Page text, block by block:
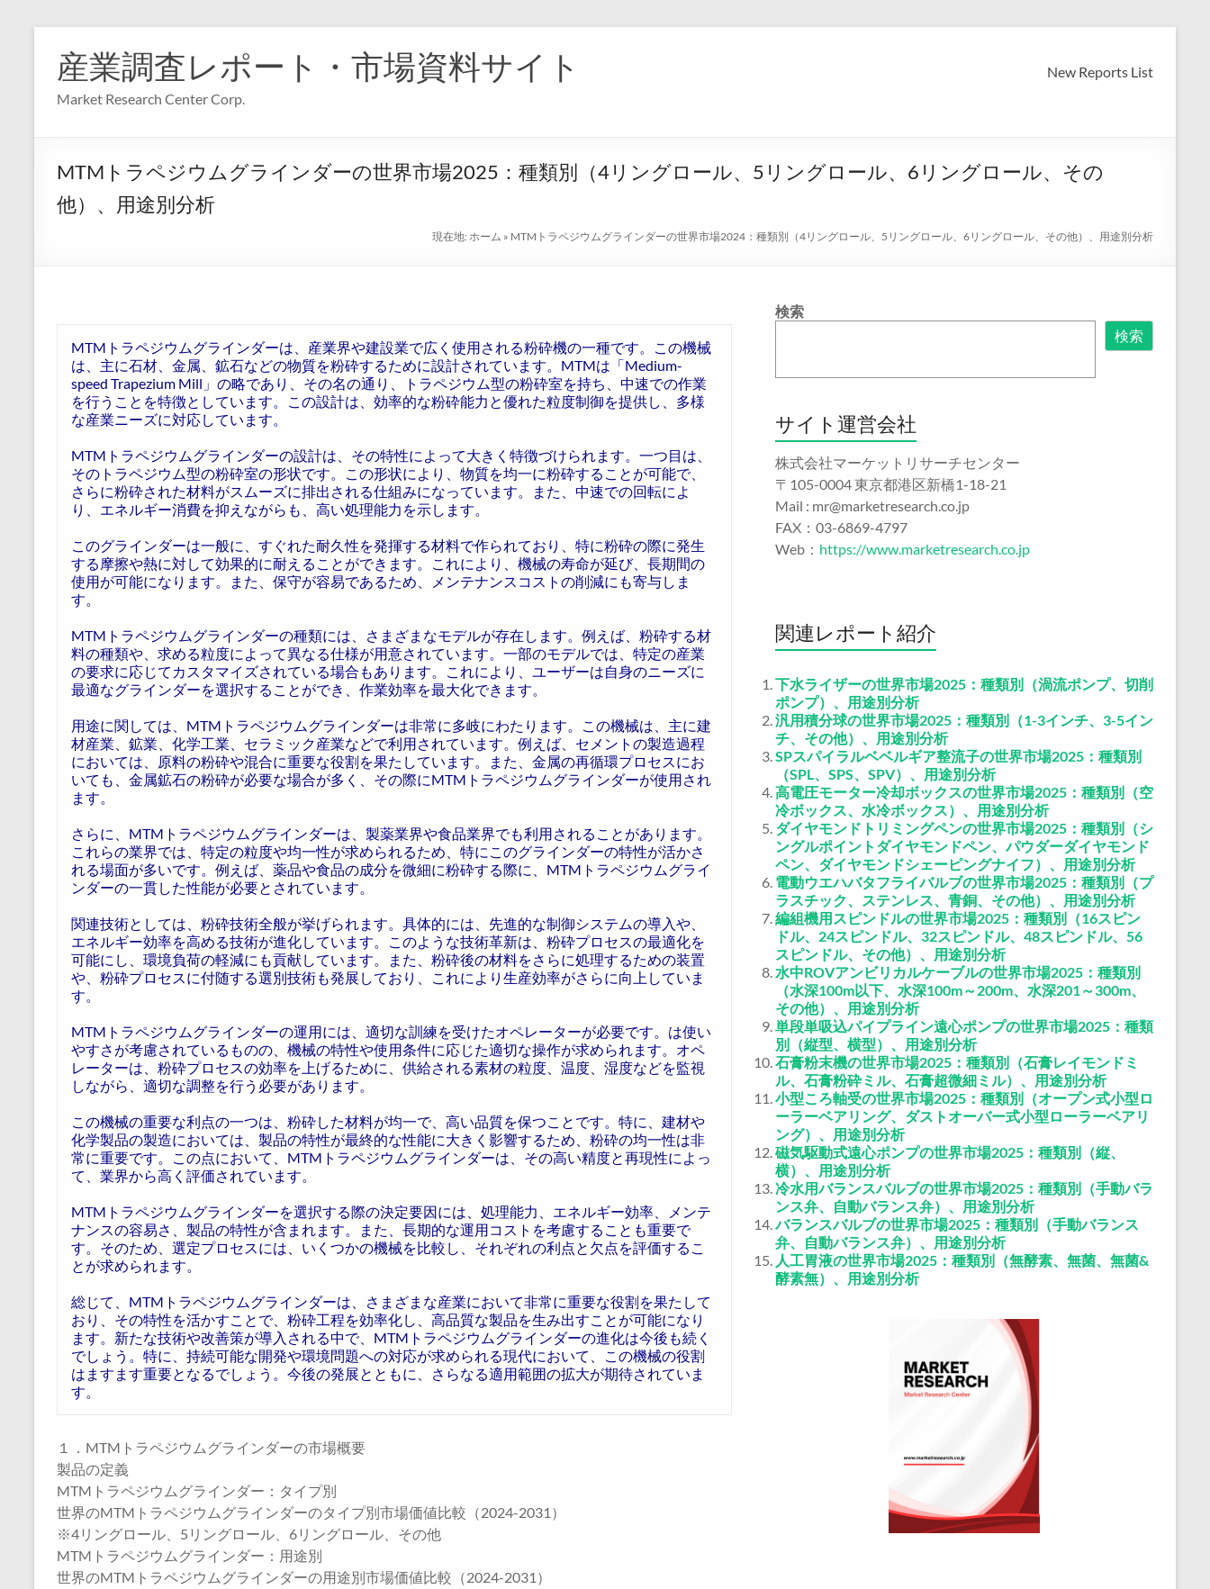
産業調査レポート・市場資料サイト
Market Research Center Corp.
New Reports List
MTMトラペジウムグラインダーの世界市場2025：種類別（4リングロール、5リングロール、6リングロール、その
他）、用途別分析
現在地: ホーム » MTMトラペジウムグラインダーの世界市場2024：種類別（4リングロール、5リングロール、6リングロール、その他）、用途別分析
MTMトラペジウムグラインダーは、産業界や建設業で広く使用される粉砕機の一種です。この機械
は、主に石材、金属、鉱石などの物質を粉砕するために設計されています。MTMは「Medium-
speed Trapezium Mill」の略であり、その名の通り、トラペジウム型の粉砕室を持ち、中速での作業
を行うことを特徴としています。この設計は、効率的な粉砕能力と優れた粒度制御を提供し、多様
な産業ニーズに対応しています。
MTMトラペジウムグラインダーの設計は、その特性によって大きく特徴づけられます。一つ目は、
そのトラペジウム型の粉砕室の形状です。この形状により、物質を均一に粉砕することが可能で、
さらに粉砕された材料がスムーズに排出される仕組みになっています。また、中速での回転によ
り、エネルギー消費を抑えながらも、高い処理能力を示します。
このグラインダーは一般に、すぐれた耐久性を発揮する材料で作られており、特に粉砕の際に発生
する摩擦や熱に対して効果的に耐えることができます。これにより、機械の寿命が延び、長期間の
使用が可能になります。また、保守が容易であるため、メンテナンスコストの削減にも寄与しま
す。
MTMトラペジウムグラインダーの種類には、さまざまなモデルが存在します。例えば、粉砕する材
料の種類や、求める粒度によって異なる仕様が用意されています。一部のモデルでは、特定の産業
の要求に応じてカスタマイズされている場合もあります。これにより、ユーザーは自身のニーズに
最適なグラインダーを選択することができ、作業効率を最大化できます。
用途に関しては、MTMトラペジウムグラインダーは非常に多岐にわたります。この機械は、主に建
材産業、鉱業、化学工業、セラミック産業などで利用されています。例えば、セメントの製造過程
においては、原料の粉砕や混合に重要な役割を果たしています。また、金属の再循環プロセスにお
いても、金属鉱石の粉砕が必要な場合が多く、その際にMTMトラペジウムグラインダーが使用され
ます。
さらに、MTMトラペジウムグラインダーは、製薬業界や食品業界でも利用されることがあります。
これらの業界では、特定の粒度や均一性が求められるため、特にこのグラインダーの特性が活かさ
れる場面が多いです。例えば、薬品や食品の成分を微細に粉砕する際に、MTMトラペジウムグライ
ンダーの一貫した性能が必要とされています。
関連技術としては、粉砕技術全般が挙げられます。具体的には、先進的な制御システムの導入や、
エネルギー効率を高める技術が進化しています。このような技術革新は、粉砕プロセスの最適化を
可能にし、環境負荷の軽減にも貢献しています。また、粉砕後の材料をさらに処理するための装置
や、粉砕プロセスに付随する選別技術も発展しており、これにより生産効率がさらに向上していま
す。
MTMトラペジウムグラインダーの運用には、適切な訓練を受けたオペレーターが必要です。は使い
やすさが考慮されているものの、機械の特性や使用条件に応じた適切な操作が求められます。オペ
レーターは、粉砕プロセスの効率を上げるために、供給される素材の粒度、温度、湿度などを監視
しながら、適切な調整を行う必要があります。
この機械の重要な利点の一つは、粉砕した材料が均一で、高い品質を保つことです。特に、建材や
化学製品の製造においては、製品の特性が最終的な性能に大きく影響するため、粉砕の均一性は非
常に重要です。この点において、MTMトラペジウムグラインダーは、その高い精度と再現性によっ
て、業界から高く評価されています。
MTMトラペジウムグラインダーを選択する際の決定要因には、処理能力、エネルギー効率、メンテ
ナンスの容易さ、製品の特性が含まれます。また、長期的な運用コストを考慮することも重要で
す。そのため、選定プロセスには、いくつかの機械を比較し、それぞれの利点と欠点を評価するこ
とが求められます。
総じて、MTMトラペジウムグラインダーは、さまざまな産業において非常に重要な役割を果たして
おり、その特性を活かすことで、粉砕工程を効率化し、高品質な製品を生み出すことが可能になり
ます。新たな技術や改善策が導入される中で、MTMトラペジウムグラインダーの進化は今後も続く
でしょう。特に、持続可能な開発や環境問題への対応が求められる現代において、この機械の役割
はますます重要となるでしょう。今後の発展とともに、さらなる適用範囲の拡大が期待されていま
す。
１．MTMトラペジウムグラインダーの市場概要
製品の定義
MTMトラペジウムグラインダー：タイプ別
世界のMTMトラペジウムグラインダーのタイプ別市場価値比較（2024-2031）
※4リングロール、5リングロール、6リングロール、その他
MTMトラペジウムグラインダー：用途別
世界のMTMトラペジウムグラインダーの用途別市場価値比較（2024-2031）
検索
検索
サイト運営会社
株式会社マーケットリサーチセンター
〒105-0004 東京都港区新橋1-18-21
Mail : mr@marketresearch.co.jp
FAX：03-6869-4797
Web： https://www.marketresearch.co.jp
関連レポート紹介
下水ライザーの世界市場2025：種類別（渦流ポンプ、切削
ポンプ）、用途別分析
汎用積分球の世界市場2025：種類別（1-3インチ、3-5イン
チ、その他）、用途別分析
SPスパイラルベベルギア整流子の世界市場2025：種類別
（SPL、SPS、SPV）、用途別分析
高電圧モーター冷却ボックスの世界市場2025：種類別（空
冷ボックス、水冷ボックス）、用途別分析
ダイヤモンドトリミングペンの世界市場2025：種類別（シ
ングルポイントダイヤモンドペン、パウダーダイヤモンド
ペン、ダイヤモンドシェーピングナイフ）、用途別分析
電動ウエハバタフライバルブの世界市場2025：種類別（プ
ラスチック、ステンレス、青銅、その他）、用途別分析
編組機用スピンドルの世界市場2025：種類別（16スピン
ドル、24スピンドル、32スピンドル、48スピンドル、56
スピンドル、その他）、用途別分析
水中ROVアンビリカルケーブルの世界市場2025：種類別
（水深100m以下、水深100m～200m、水深201～300m、
その他）、用途別分析
単段単吸込パイプライン遠心ポンプの世界市場2025：種類
別（縦型、横型）、用途別分析
石膏粉末機の世界市場2025：種類別（石膏レイモンドミ
ル、石膏粉砕ミル、石膏超微細ミル）、用途別分析
小型ころ軸受の世界市場2025：種類別（オープン式小型ロ
ーラーベアリング、ダストオーバー式小型ローラーベアリ
ング）、用途別分析
磁気駆動式遠心ポンプの世界市場2025：種類別（縦、
横）、用途別分析
冷水用バランスバルブの世界市場2025：種類別（手動バラ
ンス弁、自動バランス弁）、用途別分析
バランスバルブの世界市場2025：種類別（手動バランス
弁、自動バランス弁）、用途別分析
人工胃液の世界市場2025：種類別（無酵素、無菌、無菌&
酵素無）、用途別分析